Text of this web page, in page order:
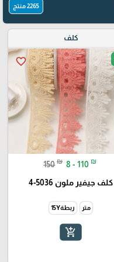
2265 منتج
كلف
favorite_border
150 ₪ 8 - 110 ₪
كلف جيفير ملون 5036-4
متر ربطة15Y
add_shopping_cart